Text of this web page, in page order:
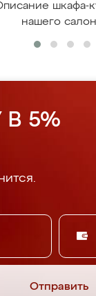
шкафа-
нашего
5%
Отправить